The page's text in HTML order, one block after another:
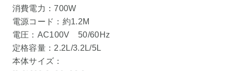
消費電力：700W
電源コード：約1.2M
電圧：AC100V 50/60Hz
定格容量：2.2L/3.2L/5L
本体サイズ：